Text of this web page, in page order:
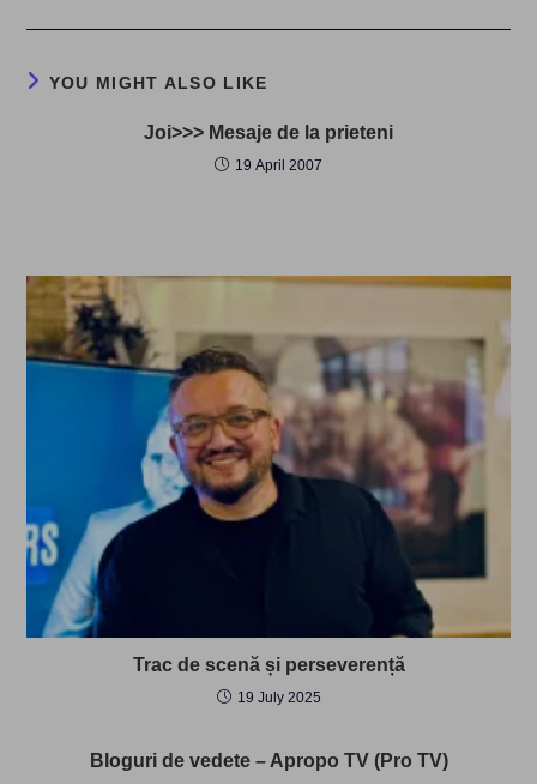
YOU MIGHT ALSO LIKE
Joi>>> Mesaje de la prieteni
19 April 2007
Trac de scenă și perseverență
19 July 2025
Bloguri de vedete – Apropo TV (Pro TV)